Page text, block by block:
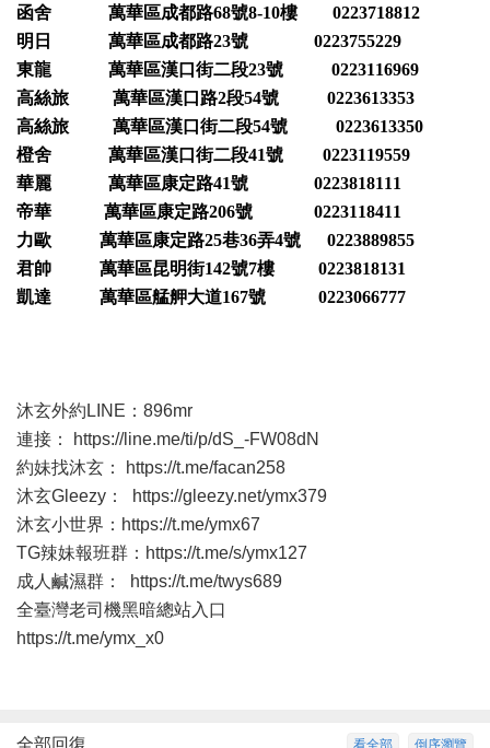
函舍 萬華區成都路68號8-10樓 0223718812
明日 萬華區成都路23號 0223755229
東龍 萬華區漢口街二段23號 0223116969
高絲旅 萬華區漢口路2段54號 0223613353
高絲旅 萬華區漢口街二段54號 0223613350
橙舍 萬華區漢口街二段41號 0223119559
華麗 萬華區康定路41號 0223818111
帝華 萬華區康定路206號 0223118411
力歐 萬華區康定路25巷36弄4號 0223889855
君帥 萬華區昆明街142號7樓 0223818131
凱達 萬華區艋舺大道167號 0223066777
沐玄外約LINE：896mr
連接：
https://line.me/ti/p/dS_-FW08dN
約妹找沐玄：
https://t.me/facan258
沐玄Gleezy：
https://gleezy.net/ymx379
沐玄小世界： https://t.me/ymx67
TG辣妹報班群： https://t.me/s/ymx127
成人鹹濕群：
https://t.me/twys689
全臺灣老司機黑暗總站入口
https://t.me/ymx_x0
倒序瀏覽
看全部
全部回復